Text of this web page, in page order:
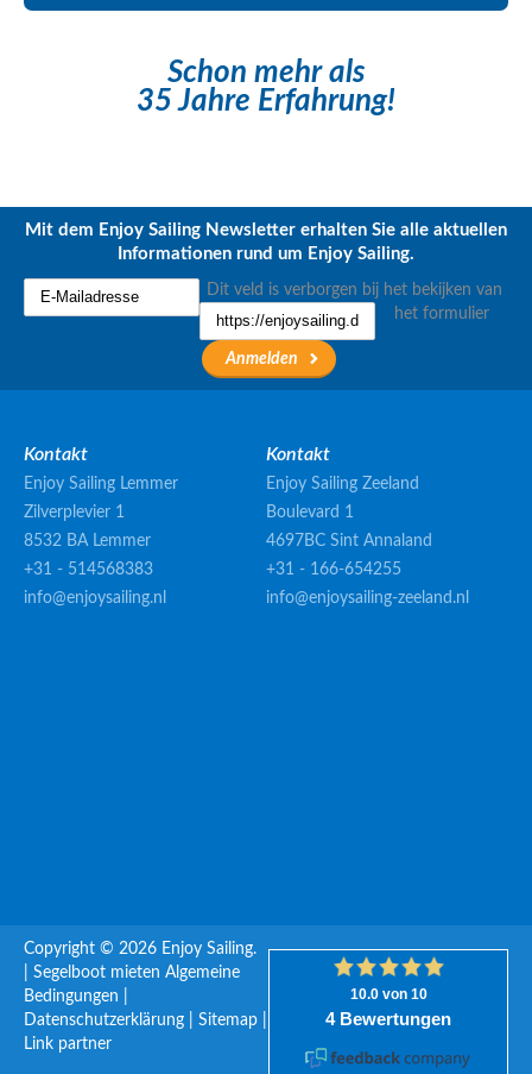
Schon mehr als
35 Jahre Erfahrung!
Mit dem Enjoy Sailing Newsletter erhalten Sie alle aktuellen
Informationen rund um Enjoy Sailing.
Dit veld is verborgen bij het bekijken van
het formulier
Kontakt
Enjoy Sailing Lemmer
Zilverplevier 1
8532 BA Lemmer
+31 - 514568383
info@enjoysailing.nl
Kontakt
Enjoy Sailing Zeeland
Boulevard 1
4697BC Sint Annaland
+31 - 166-654255
info@enjoysailing-zeeland.nl
Copyright © 2026 Enjoy Sailing.
Segelboot mieten Algemeine
Bedingungen
Datenschutzerklärung
Sitemap
Link partner